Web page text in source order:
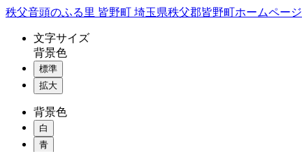
コ
秩父音頭のふる里 皆野町 埼玉県秩父郡皆野町ホームページ
文字サイズ
背景色
標準
拡大
背景色
白
青